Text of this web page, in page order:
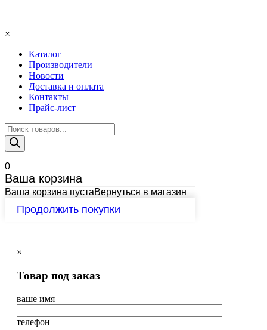
×
Каталог
Производители
Новости
Доставка и оплата
Контакты
Прайс-лист
Поиск
товаров
0
Ваша корзина
Ваша корзина пустаВернуться в магазин
Продолжить покупки
×
Товар под заказ
ваше имя
телефон